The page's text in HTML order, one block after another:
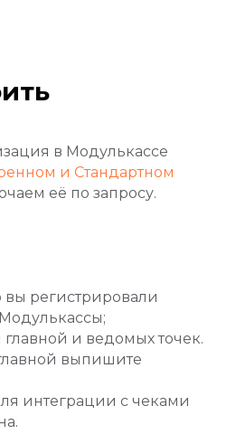
в Модулькассе
и Стандартном
её по запросу.
вы регистрировали
и ведомых точек.
выпишите
интеграции с чеками